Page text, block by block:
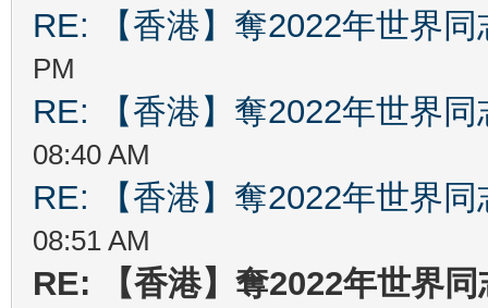
RE: 【香港】奪2022年世界
PM
RE: 【香港】奪2022年世界
08:40 AM
RE: 【香港】奪2022年世界
08:51 AM
RE: 【香港】奪2022年世界